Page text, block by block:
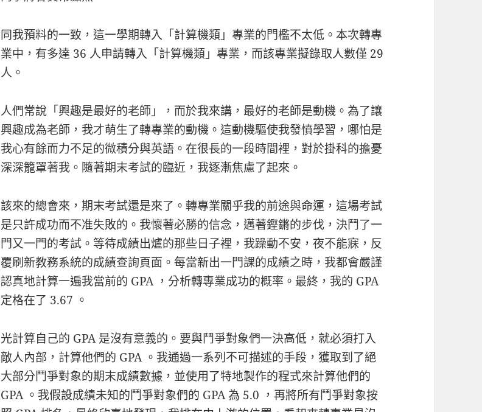
同我預料的一致，這一學期轉入「計算機類」專業的門檻不太低。本次轉專
業中，有多達 36 人申請轉入「計算機類」專業，而該專業擬錄取人數僅 29
人。
人們常說「興趣是最好的老師」，而於我來講，最好的老師是動機。為了讓
興趣成為老師，我才萌生了轉專業的動機。這動機驅使我發憤學習，哪怕是
我心有餘而力不足的微積分與英語。在很長的一段時間裡，對於掛科的擔憂
深深籠罩著我。隨著期末考試的臨近，我逐漸焦慮了起來。
該來的總會來，期末考試還是來了。轉專業關乎我的前途與命運，這場考試
是只許成功而不准失敗的。我懷著必勝的信念，邁著鏗鏘的步伐，決鬥了一
門又一門的考試。等待成績出爐的那些日子裡，我躁動不安，夜不能寐，反
覆刷新教務系統的成績查詢頁面。每當新出一門課的成績之時，我都會嚴謹
認真地計算一遍我當前的 GPA ，分析轉專業成功的概率。最終，我的 GPA
定格在了 3.67 。
光計算自己的 GPA 是沒有意義的。要與鬥爭對象們一決高低，就必須打入
敵人內部，計算他們的 GPA 。我通過一系列不可描述的手段，獲取到了絕
大部分鬥爭對象的期末成績數據，並使用了特地製作的程式來計算他們的
GPA 。我假設成績未知的鬥爭對象們的 GPA 為 5.0 ，再將所有鬥爭對象按